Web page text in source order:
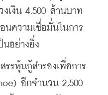
เงิน 4,500 ล้านบาท
นความเชื่อมั่นในการ
นอย่างยิ่ง
หุ้นกู้สำรองเพื่อการ
อีกจำนวน 2,500